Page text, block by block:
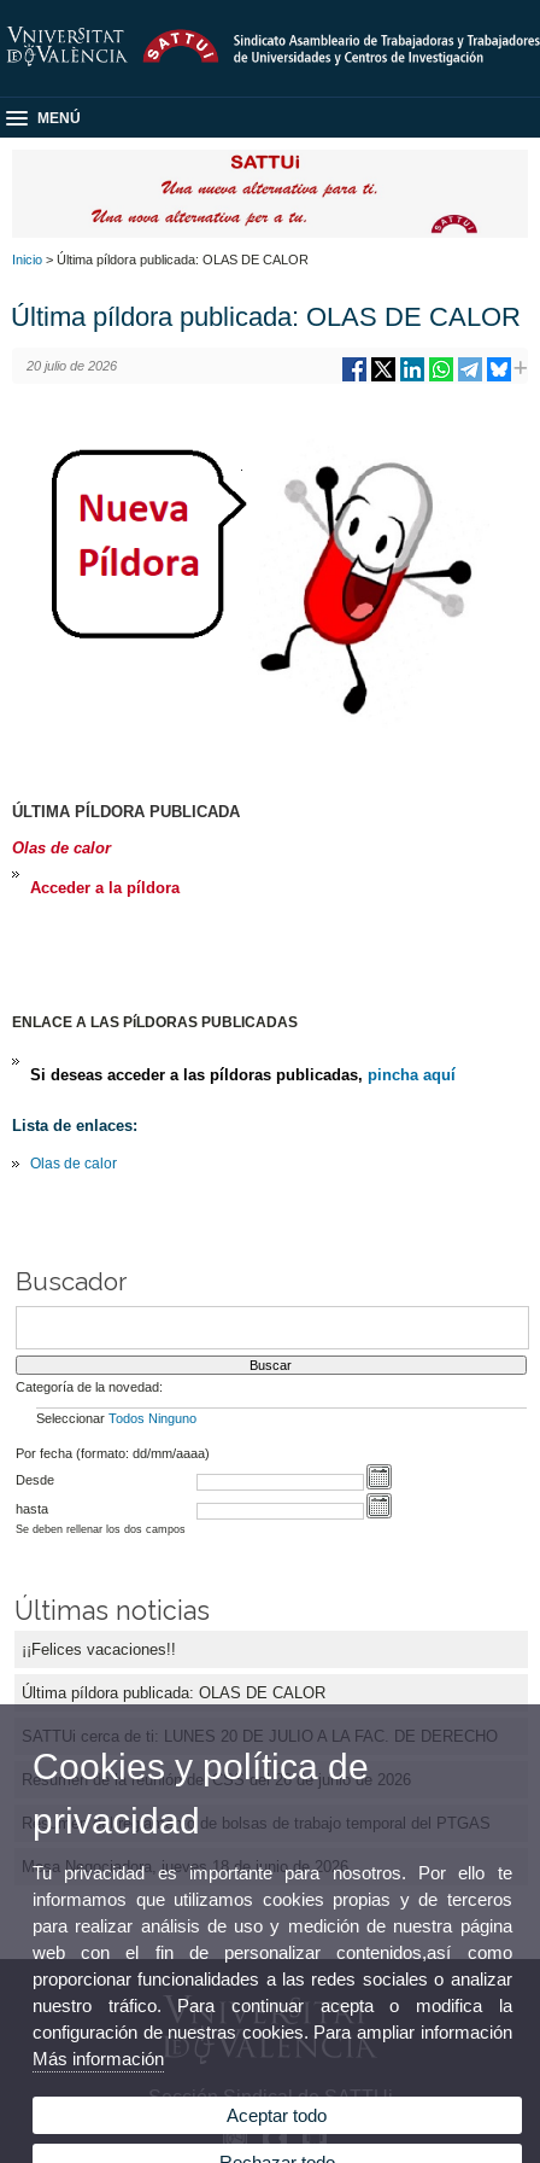
MENÚ
Inicio > Última píldora publicada: OLAS DE CALOR
Última píldora publicada: OLAS DE CALOR
20 julio de 2026
ÚLTIMA PÍLDORA PUBLICADA
Olas de calor
Acceder a la píldora
ENLACE A LAS PíLDORAS PUBLICADAS
Si deseas acceder a las píldoras publicadas,pincha aquí
Lista de enlaces:
Olas de calor
Buscador
Categoría de la novedad:
Seleccionar Todos Ninguno
Por fecha (formato: dd/mm/aaaa)
Desde
hasta
Se deben rellenar los dos campos
Últimas noticias
¡¡Felices vacaciones!!
Última píldora publicada: OLAS DE CALOR
SATTUi cerca de ti: LUNES 20 DE JULIO A LA FAC. DE DERECHO
Resumen de la reunión del CSS del 26 de junio de 2026
Resumen del reglamento de bolsas de trabajo temporal del PTGAS
Mesa Negociadora, jueves 18 de junio de 2026
Sección Sindical de SATTUi
Cookies y política de
privacidad
Tu privacidad es importante para nosotros. Por ello te
informamos que utilizamos cookies propias y de terceros
para realizar análisis de uso y medición de nuestra página
web con el fin de personalizar contenidos,así como
proporcionar funcionalidades a las redes sociales o analizar
nuestro tráfico. Para continuar acepta o modifica la
configuración de nuestras cookies. Para ampliar información
Más información
Aceptar todo